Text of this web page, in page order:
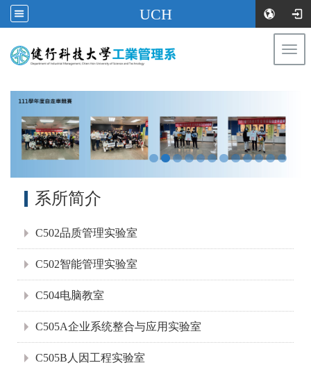
UCH
系所简介
C502品质管理实验室
C502智能管理实验室
C504电脑教室
C505A企业系统整合与应用实验室
C505B人因工程实验室